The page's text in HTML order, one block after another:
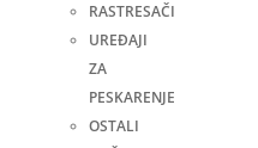
RASTRESAČI
UREĐAJI
ZA
PESKARENJE
OSTALI